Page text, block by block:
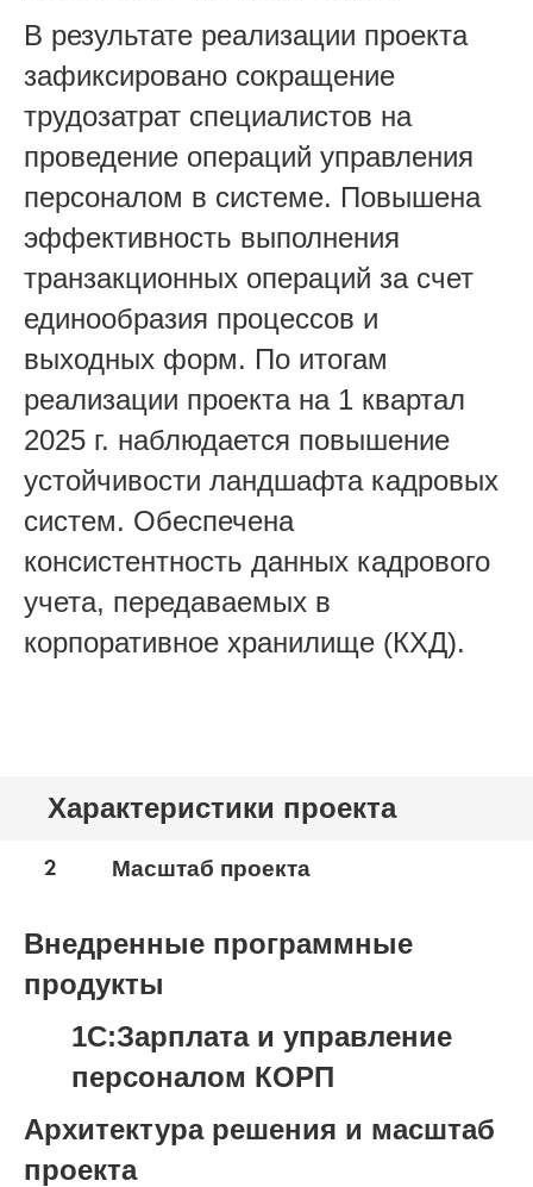
В результате реализации проекта
зафиксировано сокращение
трудозатрат специалистов на
проведение операций управления
персоналом в системе. Повышена
эффективность выполнения
транзакционных операций за счет
единообразия процессов и
выходных форм. По итогам
реализации проекта на 1 квартал
2025 г. наблюдается повышение
устойчивости ландшафта кадровых
систем. Обеспечена
консистентность данных кадрового
учета, передаваемых в
корпоративное хранилище (КХД).
Характеристики проекта
2 Масштаб проекта
Внедренные программные
продукты
1С:Зарплата и управление
персоналом КОРП
Архитектура решения и масштаб
проекта